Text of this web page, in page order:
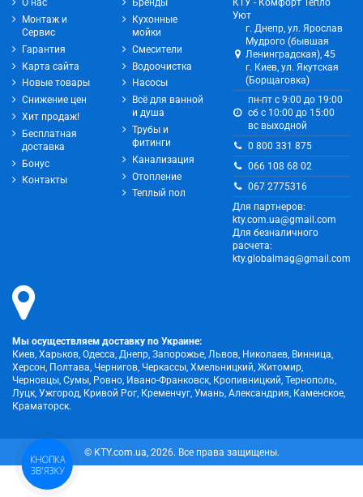
О нас
Монтаж и
Сервис
Гарантия
Карта сайта
Новые товары
Снижение цен
Хит продаж!
Бесплатная
доставка
Бонус
Контакты
Бренды
Кухонные
мойки
Смесители
Водоочистка
Насосы
Всё для ванной
и душа
Трубы и
фитинги
Канализация
Отопление
Теплый пол
КТУ - Комфорт Тепло
Уют
г. Днепр, ул. Ярослав
Мудрого (бывшая
Ленинградская), 45
г. Киев, ул. Якутская
(Борщаговка)
пн-пт с 9:00 до 19:00
сб с 10:00 до 15:00
вс выходной
0 800 331 875
066 108 68 02
067 2775316
Для партнеров:
kty.com.ua@gmail.com
Для безналичного
расчета:
kty.globalmag@gmail.com
Мы осуществляем доставку по Украине:
Киев, Харьков, Одесса, Днепр, Запорожье, Львов, Николаев, Винница,
Херсон, Полтава, Чернигов, Черкассы, Хмельницкий, Житомир,
Черновцы, Сумы, Ровно, Ивано-Франковск, Кропивницкий, Тернополь,
Луцк, Ужгород, Кривой Рог, Кременчуг, Умань, Александрия, Каменское,
Краматорск.
© KTY.com.ua, 2026. Все права защищены.
КНОПКА
ЗВ'ЯЗКУ